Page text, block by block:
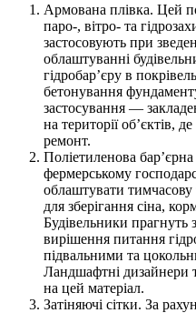
Армована плівка. Цей
паро-, вітро- та
застосовують при
облаштуванні
гідробар’єру в
бетонування
застосування —
на території об’єктів,
ремонт.
Поліетиленова
фермерському
облаштувати
для зберігання сіна,
Будівельники прагнуть
вирішення питання
підвальними та
Ландшафтні дизайнери
на цей матеріал.
Затіняючі сітки. За